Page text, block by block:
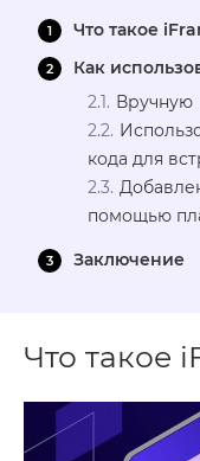
Что такое
Как
Вручную
кода для
помощью
Заключение
Что такое